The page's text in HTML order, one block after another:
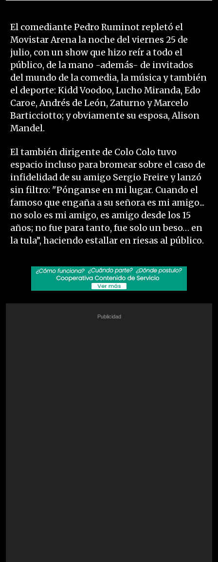
El comediante Pedro Ruminot repletó el
Movistar Arena la noche del viernes 25 de
julio, con un show que hizo reír a todo el
público, de la mano -además- de invitados
del mundo de la comedia, la música y también
el deporte: Kidd Voodoo, Lucho Miranda, Edo
Caroe, Andrés de León, Zaturno y Marcelo
Barticciotto; y obviamente su esposa, Alison
Mandel.
El también dirigente de Colo Colo tuvo
espacio incluso para bromear sobre el caso de
infidelidad de su amigo Sergio Freire y lanzó
sin filtro: "Pónganse en mi lugar. Cuando el
famoso que engaña a su señora es mi amigo...
no solo es mi amigo, es amigo desde los 15
años; no fue para tanto, fue solo un beso… en
la tula”, haciendo estallar en riesas al público.